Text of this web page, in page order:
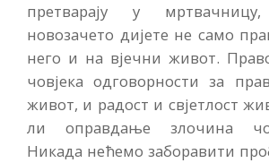
претварају у
новозачето дијете не само
него и на вјечни живот.
човјека одговорности за
живот, и радост и свјетлост
ли оправдање злочина
Никада нећемо заборавити